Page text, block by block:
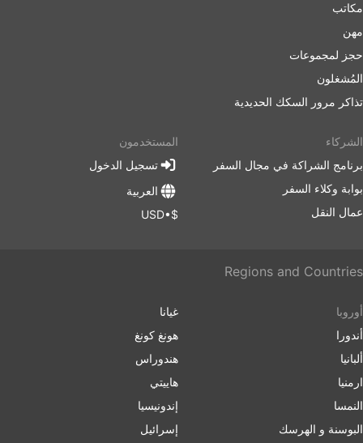
مكاتب
مهن
حجز لمجموعات
المُشغلون
تذاكر مرور السكك الحديدية
الشركاء
برنامج الشراكة في مجال السفر
بوابة وكلاء السفر
عمال النقل
المستخدمون
تسجيل الدخول
العربية
$•USD
Regions and Countries
أوروبا
أندورا
ألبانيا
ارمنیا
النمسا
البوسنة و الهرسك
غيانا
هونغ كونغ
هندوراس
هاييتي
إندونيسيا
إسرائیل